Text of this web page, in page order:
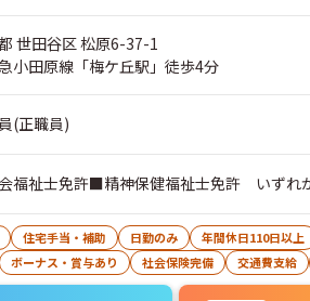
世田谷区 松原6-37-1
小田原線「梅ケ丘駅」徒歩4分
(正職員)
福祉士免許■精神保健福祉士免許 いずれ
住宅手当・補助 日勤のみ
年間休日110日以上
ボーナス・賞与あり 社会保険完備 交通費支給